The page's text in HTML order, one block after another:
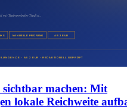
in Wartenberg
machen: Mit
lokale Reichweite